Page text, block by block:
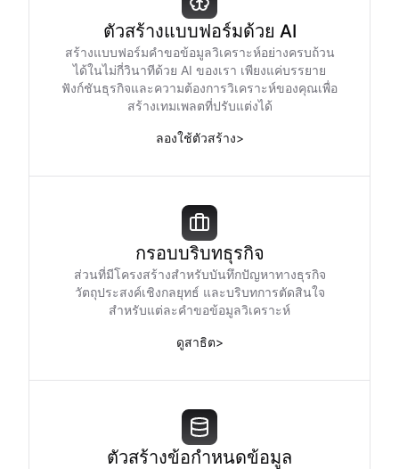
ตัวสร้างแบบฟอร์มด้วย AI
สร้างแบบฟอร์มคำขอข้อมูลวิเคราะห์อย่างครบถ้วน
ได้ในไม่กี่วินาทีด้วย AI ของเรา เพียงแค่บรรยาย
ฟังก์ชันธุรกิจและความต้องการวิเคราะห์ของคุณเพื่อ
สร้างเทมเพลตที่ปรับแต่งได้
ลองใช้ตัวสร้าง>
กรอบบริบทธุรกิจ
ส่วนที่มีโครงสร้างสำหรับบันทึกปัญหาทางธุรกิจ
วัตถุประสงค์เชิงกลยุทธ์ และบริบทการตัดสินใจ
สำหรับแต่ละคำขอข้อมูลวิเคราะห์
ดูสาธิต>
ตัวสร้างข้อกำหนดข้อมูล